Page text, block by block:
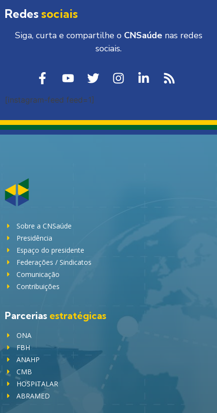
Redes sociais
Siga, curta e compartilhe o CNSaúdenas redes
sociais.
[instagram-feed feed=1]
Sobre a CNSaúde
Presidência
Espaço do presidente
Federações / Sindicatos
Comunicação
Contribuições
Parcerias estratégicas
ONA
FBH
ANAHP
CMB
HOSPITALAR
ABRAMED